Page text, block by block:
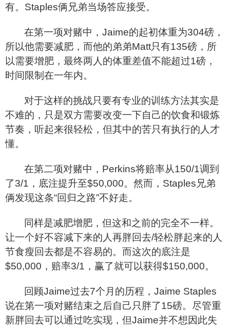
有。Staples俩兄弟当场答应接受。
在第一项对赌中，Jaime的起初体重为304磅，
所以他需要减肥，而他的弟弟Matt只有135磅，所
以需要增肥，最终两人的体重差值不能超过1磅，
时间限制在一年内。
对于这样的挑战只要有专业的训练方法其实是
不难的，只是双方需要改变一下自己的饮食和锻炼
节奏，听起来很轻松，但其中的苦只有执行的人才
懂。
在第二项对赌中，Perkins将赔率从150/1调到
了3/1，底注提升至$50,000。然而，Staples兄弟
俩发现这条“回归之路”不好走。
同样是减肥增肥，但这和之前的完全不一样。
让一个好不容减下来的人再胖回去/轻松胖起来的人
节食瘦回去都是不容易的。而这次的底注是
$50,000，赔率3/1，赢了就可以获得$150,000。
回顾Jaime过去7个月的历程，Jaime Staples
说在第一项对赌结束之后自己只胖了15磅。尽管重
新胖回去可以通过吃实现，但Jaime并不想因此失